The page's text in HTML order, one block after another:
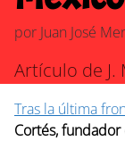
por Juan José
Artículo de J.
Tras la última
Cortés,